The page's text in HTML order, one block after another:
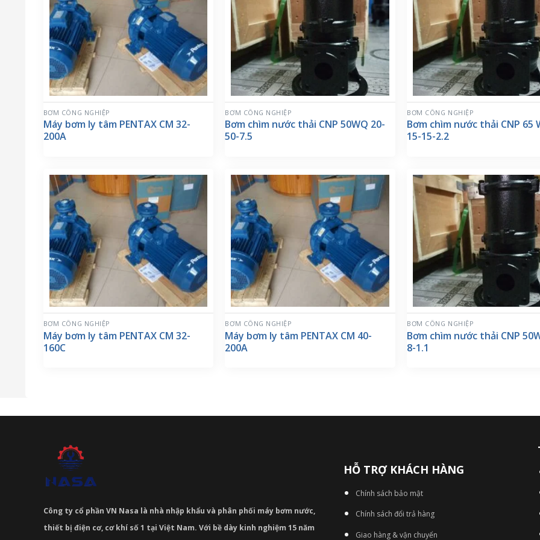
BƠM CÔNG NGHIỆP
Máy bơm ly tâm PENTAX CM 32-
200A
BƠM CÔNG NGHIỆP
Bơm chìm nước thải CNP 50WQ 20-
50-7.5
BƠM CÔNG NGHIỆP
Bơm chìm nước thải CNP 65
15-15-2.2
BƠM CÔNG NGHIỆP
Máy bơm ly tâm PENTAX CM 32-
160C
BƠM CÔNG NGHIỆP
Máy bơm ly tâm PENTAX CM 40-
200A
BƠM CÔNG NGHIỆP
Bơm chìm nước thải CNP
8-1.1
Công ty cổ phần VN Nasa là nhà nhập khẩu và phân phối máy bơm nước,
thiết bị điện cơ, cơ khí số 1 tại Việt Nam. Với bề dày kinh nghiệm 15 năm
HỖ TRỢ KHÁCH HÀNG
Chính sách bảo mật
Chính sách đổi trả hàng
Giao hàng & vận chuyển